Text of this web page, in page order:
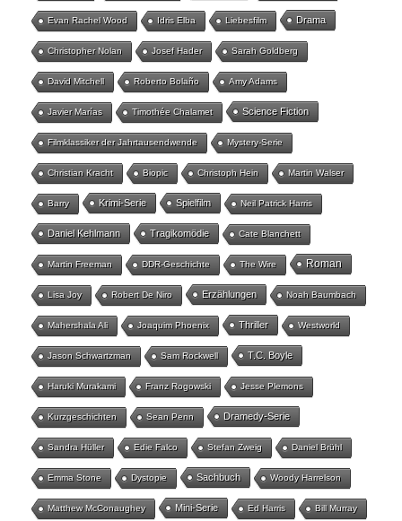
Evan Rachel Wood Idris Elba Liebesfilm Drama
Christopher Nolan Josef Hader Sarah Goldberg
David Mitchell Roberto Bolaño Amy Adams
Javier Marías Timothée Chalamet Science Fiction
Filmklassiker der Jahrtausendwende Mystery-Serie
Christian Kracht Biopic Christoph Hein Martin Walser
Barry Krimi-Serie Spielfilm Neil Patrick Harris
Daniel Kehlmann Tragikomödie Cate Blanchett
Martin Freeman DDR-Geschichte The Wire Roman
Lisa Joy Robert De Niro Erzählungen Noah Baumbach
Mahershala Ali Joaquim Phoenix Thriller Westworld
Jason Schwartzman Sam Rockwell T.C. Boyle
Haruki Murakami Franz Rogowski Jesse Plemons
Kurzgeschichten Sean Penn Dramedy-Serie
Sandra Hüller Edie Falco Stefan Zweig Daniel Brühl
Emma Stone Dystopie Sachbuch Woody Harrelson
Matthew McConaughey Mini-Serie Ed Harris Bill Murray